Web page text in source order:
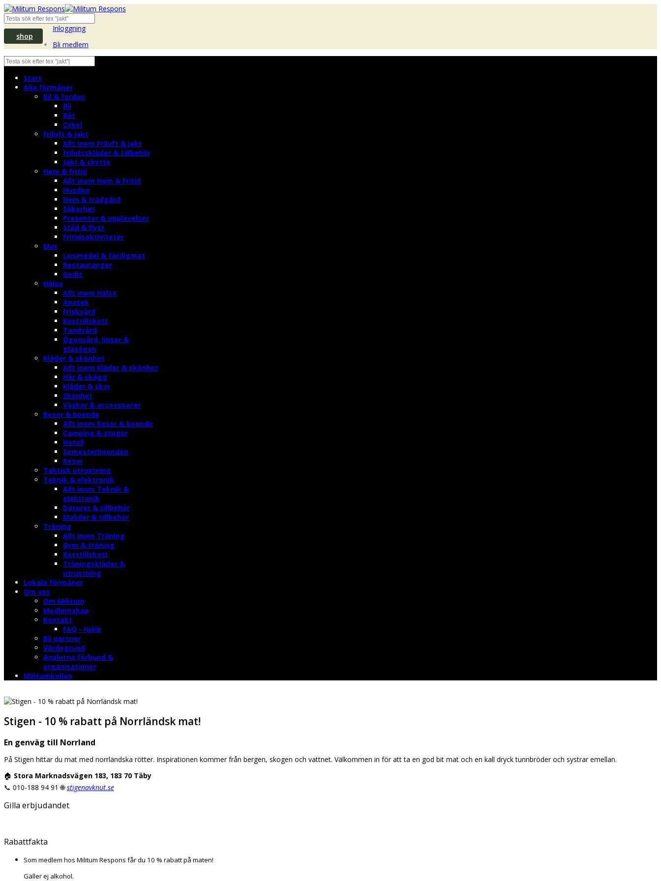
shop
Inloggning
Bli medlem
Start
Alla förmåner
Bil & fordon
Bil
Båt
Cykel
Friluft & jakt
Allt inom Friluft & jakt
Friluftskläder & tillbehör
Jakt & skytte
Hem & fritid
Allt inom Hem & Fritid
Husdjur
Hem & trädgård
Säkerhet
Presenter & upplevelser
Städ & flytt
Fritidsaktiviteter
Mat
Livsmedel & färdigmat
Restauranger
Godis
Hälsa
Allt inom Hälsa
Apotek
Friskvård
Kosttillskott
Tandvård
Ögonvård, linser &
glasögon
Kläder & skönhet
Allt inom Kläder & skönhet
Hår & skägg
Kläder & skor
Skönhet
Väskor & accessoarer
Resor & boende
Allt inom Resor & boende
Camping & stugor
Hotell
Semesterboenden
Resor
Taktisk utrustning
Teknik & elektronik
Allt inom Teknik &
elektronik
Datorer & tillbehör
Mobiler & tillbehör
Träning
Allt inom Träning
Gym & träning
Kosttillskott
Träningskläder &
utrustning
Lokala förmåner
Om oss
Om Militum
Medlemskap
Kontakt
FAQ - Hjälp
Bli partner
Värdegrund
Anslutna förbund &
organisationer
Militumkollen
Stigen - 10 % rabatt på Norrländsk mat!
En genväg till Norrland
På Stigen hittar du mat med norrländska rötter. Inspirationen kommer från bergen, skogen och vattnet. Välkommen in för att ta en god bit mat och en kall dryck tunnbröder och systrar emellan.
🏠 Stora Marknadsvägen 183, 183 70 Täby
📞 010-188 94 91 🌐stigenavknut.se
Gilla erbjudandet
Rabattfakta
Som medlem hos Militum Respons får du 10 % rabatt på maten!
Gäller ej alkohol.